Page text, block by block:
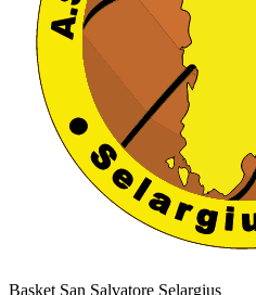
Basket San Salvatore Selargius